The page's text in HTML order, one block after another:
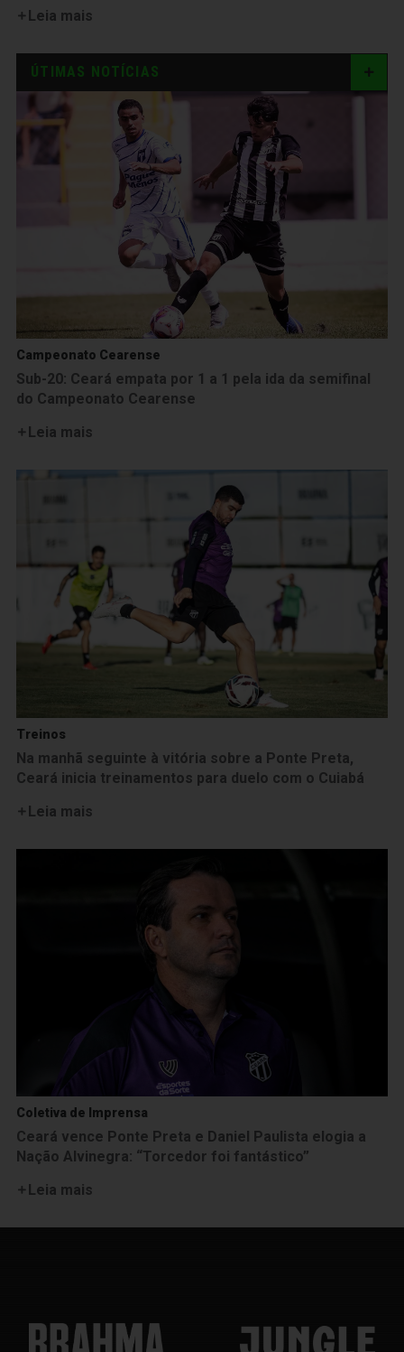
Leia mais
ÚTIMAS NOTÍCIAS
Campeonato Cearense
Sub-20: Ceará empata por 1 a 1 pela ida da semifinal
do Campeonato Cearense
Leia mais
Treinos
Na manhã seguinte à vitória sobre a Ponte Preta,
Ceará inicia treinamentos para duelo com o Cuiabá
Leia mais
Coletiva de Imprensa
Ceará vence Ponte Preta e Daniel Paulista elogia a
Nação Alvinegra: “Torcedor foi fantástico”
Leia mais